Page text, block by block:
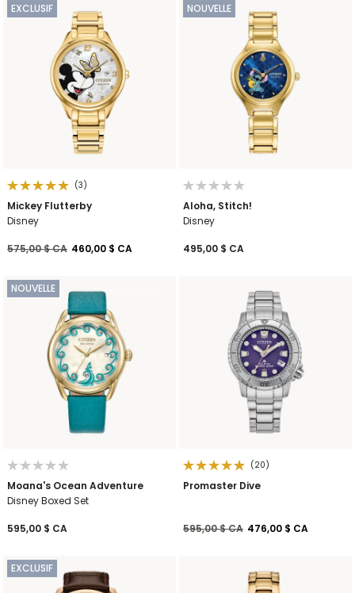
EXCLUSIF
(3)
Mickey Flutterby
Disney
Prix réduit de
575,00 $ CAà460,00 $ CA
NOUVELLE
Aloha, Stitch!
Disney
495,00 $ CA
NOUVELLE
Moana's Ocean Adventure
Disney Boxed Set
595,00 $ CA
(20)
Promaster Dive
Prix réduit de
595,00 $ CAà476,00 $ CA
EXCLUSIF